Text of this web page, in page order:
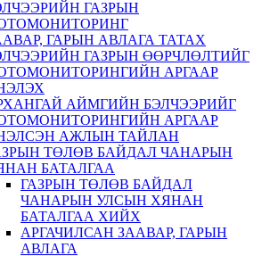
ГАЗРЫН
ГАРЫН АВЛАГА ТАТАХ
ГАЗРЫН ӨӨРЧЛӨЛТИЙГ
АРГААР
АЙМГИЙН БЭЛЧЭЭРИЙГ
АРГААР
АЖЛЫН ТАЙЛАН
ТӨЛӨВ БАЙДАЛ ЧАНАРЫН
БАТАЛГАА
ГАЗРЫН ТӨЛӨВ БАЙДАЛ
ЧАНАРЫН УЛСЫН ХЯНАН
БАТАЛГАА ХИЙХ
АРГАЧИЛСАН ЗААВАР, ГАРЫН
АВЛАГА